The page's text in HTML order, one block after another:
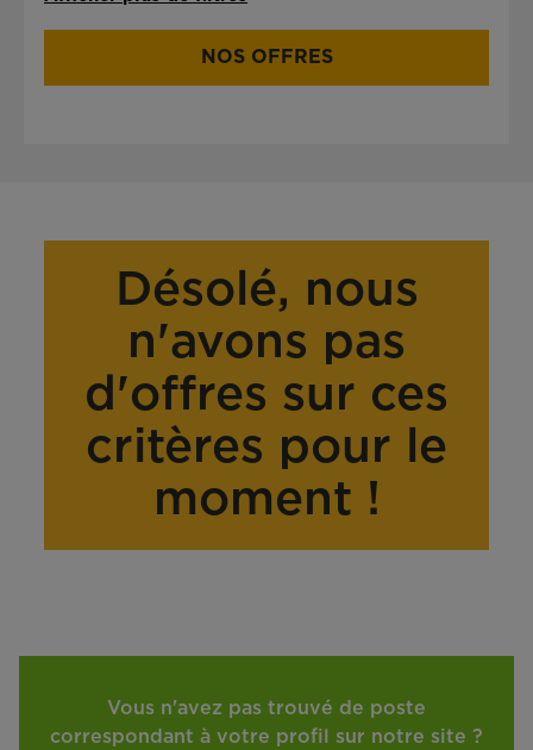
NOS OFFRES
Désolé, nous
n'avons pas
d'offres sur ces
critères pour le
moment !
Vous n'avez pas trouvé de poste
correspondant à votre profil sur notre site ?